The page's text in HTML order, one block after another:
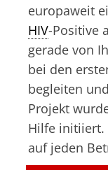
europaweit
HIV-Positive
gerade von
bei den
begleiten
Projekt
Hilfe initiiert.
auf jeden